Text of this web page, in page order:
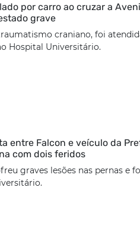
por carro ao cruzar a
grave
craniano, foi
Hospital Universitário.
entre Falcon e veículo da
com dois feridos
graves lesões nas pernas e